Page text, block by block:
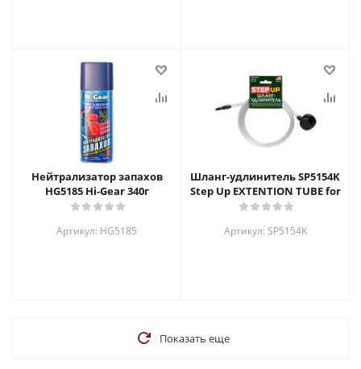
Нейтрализатор запахов
HG5185 Hi-Gear 340г
Артикул: HG5185
Шланг-удлинитель SP5154K
Step Up EXTENTION TUBE for
Артикул: SP5154K
Показать еще